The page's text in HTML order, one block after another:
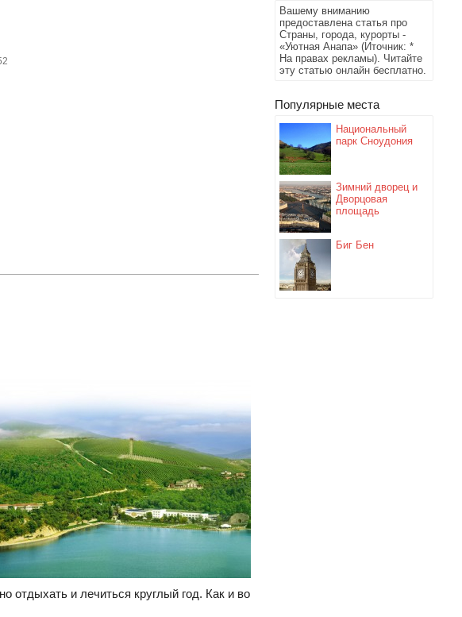
Вашему вниманию
предоставлена статья про
Страны, города, курорты -
«Уютная Анапа» (Иточник: *
На правах рекламы). Читайте
эту статью онлайн бесплатно.
Популярные места
Национальный
парк Сноудония
Зимний дворец и
Дворцовая
площадь
Биг Бен
отдыхать и лечиться круглый год. Как и во